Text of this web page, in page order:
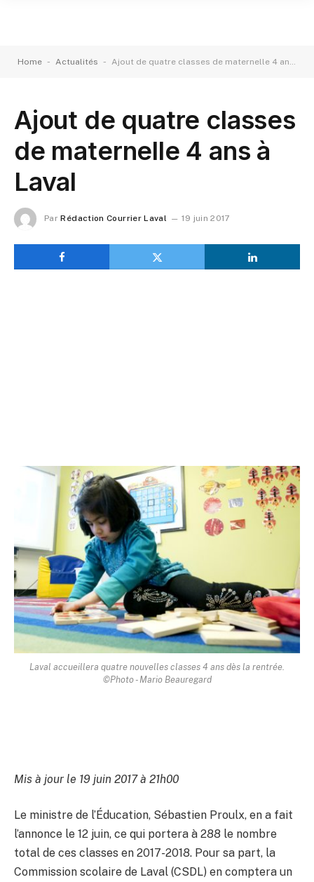
Home - Actualités - Ajout de quatre classes de maternelle 4 ans à Laval
Ajout de quatre classes
de maternelle 4 ans à
Laval
Par Rédaction Courrier Laval 19 juin 2017
Laval accueillera quatre nouvelles classes 4 ans dès la rentrée.
©Photo - Mario Beauregard
Mis à jour le 19 juin 2017 à 21h00
Le ministre de l’Éducation, Sébastien Proulx, en a fait
l’annonce le 12 juin, ce qui portera à 288 le nombre
total de ces classes en 2017-2018. Pour sa part, la
Commission scolaire de Laval (CSDL) en comptera un